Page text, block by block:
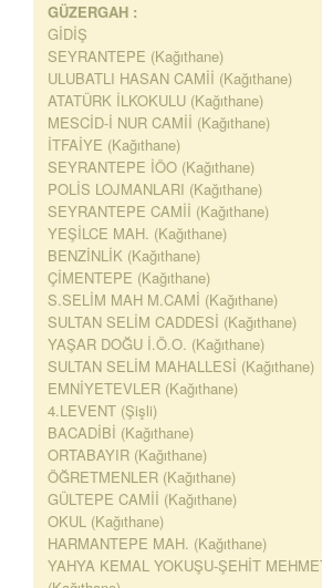
GÜZERGAH :
GİDİŞ
SEYRANTEPE (Kağıthane)
ULUBATLI HASAN CAMİİ (Kağıthane)
ATATÜRK İLKOKULU (Kağıthane)
MESCİD-İ NUR CAMİİ (Kağıthane)
İTFAİYE (Kağıthane)
SEYRANTEPE İÖO (Kağıthane)
POLİS LOJMANLARI (Kağıthane)
SEYRANTEPE CAMİİ (Kağıthane)
YEŞİLCE MAH. (Kağıthane)
BENZİNLİK (Kağıthane)
ÇİMENTEPE (Kağıthane)
S.SELİM MAH M.CAMİ (Kağıthane)
SULTAN SELİM CADDESİ (Kağıthane)
YAŞAR DOĞU İ.Ö.O. (Kağıthane)
SULTAN SELİM MAHALLESİ (Kağıthane)
EMNİYETEVLER (Kağıthane)
4.LEVENT (Şişli)
BACADİBİ (Kağıthane)
ORTABAYIR (Kağıthane)
ÖĞRETMENLER (Kağıthane)
GÜLTEPE CAMİİ (Kağıthane)
OKUL (Kağıthane)
HARMANTEPE MAH. (Kağıthane)
YAHYA KEMAL YOKUŞU-ŞEHİT